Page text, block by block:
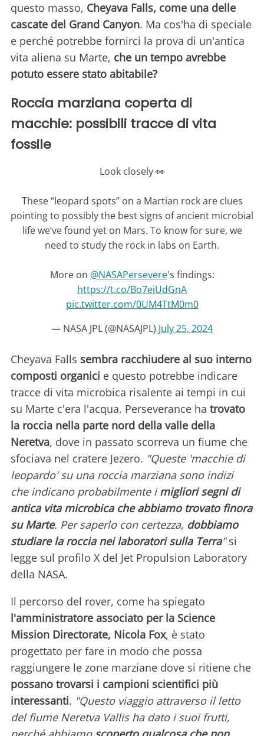
questo masso, Cheyava Falls, come una delle
cascate del Grand Canyon. Ma cos'ha di speciale
e perché potrebbe fornirci la prova di un'antica
vita aliena su Marte, che un tempo avrebbe
potuto essere stato abitabile?
Roccia marziana coperta di
macchie: possibili tracce di vita
fossile
Look closely 👀
These “leopard spots” on a Martian rock are clues
pointing to possibly the best signs of ancient microbial
life we’ve found yet on Mars. To know for sure, we
need to study the rock in labs on Earth.
More on @NASAPersevere's findings:
https://t.co/Bo7eiUdGnA
pic.twitter.com/0UM4TtM0m0
— NASA JPL (@NASAJPL) July 25, 2024
Cheyava Falls sembra racchiudere al suo interno
composti organici e questo potrebbe indicare
tracce di vita microbica risalente ai tempi in cui
su Marte c'era l'acqua. Perseverance ha trovato
la roccia nella parte nord della valle della
Neretva, dove in passato scorreva un fiume che
sfociava nel cratere Jezero. "Queste 'macchie di
leopardo' su una roccia marziana sono indizi
che indicano probabilmente imigliori segni di
antica vita microbica che abbiamo trovato finora
su Marte. Per saperlo con certezza, dobbiamo
studiare la roccia nei laboratori sulla Terra"si
legge sul profilo X del Jet Propulsion Laboratory
della NASA.
Il percorso del rover, come ha spiegato
l'amministratore associato per la Science
Mission Directorate, Nicola Fox, è stato
progettato per fare in modo che possa
raggiungere le zone marziane dove si ritiene che
possano trovarsi i campioni scientifici più
interessanti. "Questo viaggio attraverso il letto
del fiume Neretva Vallis ha dato i suoi frutti,